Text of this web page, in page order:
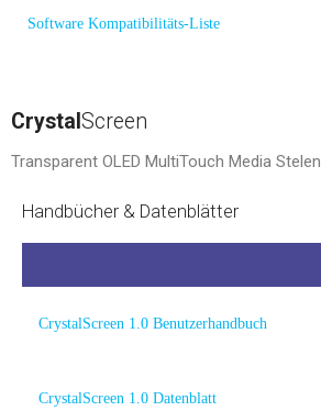
Software Kompatibilitäts-Liste
Crystal Screen
Transparent OLED MultiTouch Media Stelen
Handbücher & Datenblätter
CrystalScreen 1.0 Benutzerhandbuch
CrystalScreen 1.0 Datenblatt